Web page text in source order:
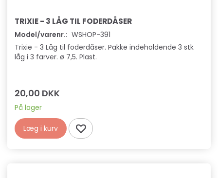
TRIXIE - 3 LÅG TIL FODERDÅSER
Model/varenr.: WSHOP-391
Trixie - 3 Låg til foderdåser. Pakke indeholdende 3 stk
låg i 3 farver. ø 7,5. Plast.
20,00 DKK
På lager
Læg i kurv